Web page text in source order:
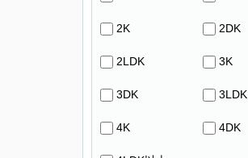
2K 2DK
2LDK 3K
3DK 3LDK
4K 4DK